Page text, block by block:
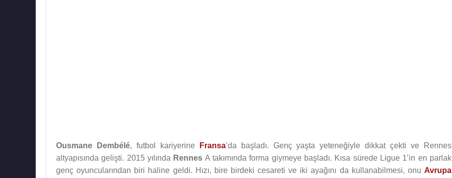
Ousmane Dembélé, futbol kariyerine Fransa’da başladı. Genç yaşta yeteneğiyle dikkat çekti ve Rennes
altyapısında gelişti. 2015 yılında Rennes A takımında forma giymeye başladı. Kısa sürede Ligue 1’in en parlak
genç oyuncularından biri haline geldi. Hızı, bire birdeki cesareti ve iki ayağını da kullanabilmesi, onu Avrupa